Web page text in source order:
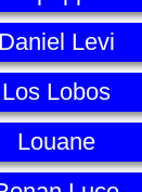
Daniel Levi
Los Lobos
Louane